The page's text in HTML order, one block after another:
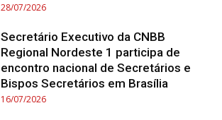
28/07/2026
Secretário Executivo da CNBB
Regional Nordeste 1 participa de
encontro nacional de Secretários e
Bispos Secretários em Brasília
16/07/2026